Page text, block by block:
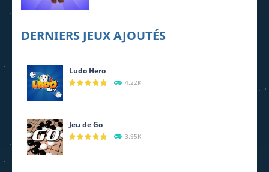
Life
DERNIERS JEUX AJOUTÉS
Ludo Hero
4.22K
Jeu de Go
3.95K